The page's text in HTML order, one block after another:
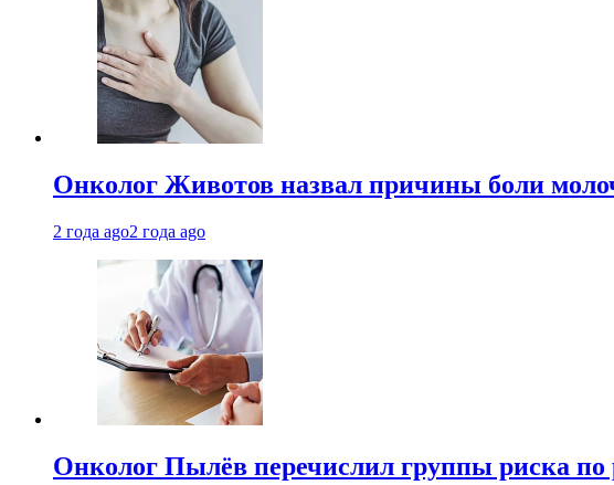
Онколог Животов назвал причины боли
2 года ago2 года ago
Онколог Пылёв перечислил группы риска